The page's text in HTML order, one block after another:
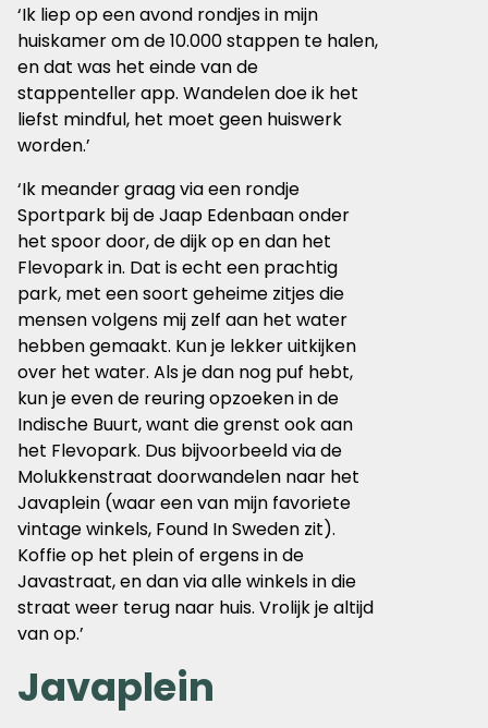
‘Ik liep op een avond rondjes in mijn
huiskamer om de 10.000 stappen te halen,
en dat was het einde van de
stappenteller app. Wandelen doe ik het
liefst mindful, het moet geen huiswerk
worden.’
‘Ik meander graag via een rondje
Sportpark bij de Jaap Edenbaan onder
het spoor door, de dijk op en dan het
Flevopark in. Dat is echt een prachtig
park, met een soort geheime zitjes die
mensen volgens mij zelf aan het water
hebben gemaakt. Kun je lekker uitkijken
over het water. Als je dan nog puf hebt,
kun je even de reuring opzoeken in de
Indische Buurt, want die grenst ook aan
het Flevopark. Dus bijvoorbeeld via de
Molukkenstraat doorwandelen naar het
Javaplein (waar een van mijn favoriete
vintage winkels, Found In Sweden zit).
Koffie op het plein of ergens in de
Javastraat, en dan via alle winkels in die
straat weer terug naar huis. Vrolijk je altijd
van op.’
Javaplein